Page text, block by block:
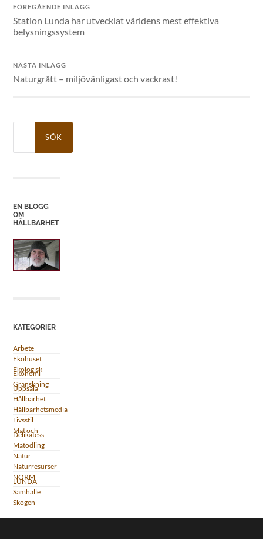
FÖREGÅENDE INLÄGG
Station Lunda har utvecklat världens mest effektiva
belysningssystem
NÄSTA INLÄGG
Naturgrått – miljövänligast och vackrast!
EN BLOGG
OM
HÅLLBARHET
KATEGORIER
Arbete
Ekohuset
Ekologisk
Ekonomi
Granskning
Uppsala
Hållbarhet
Hållbarhetsmedia
Livsstil
Mat och
Delikatess
Matodling
Natur
Naturresurser
NORM
LUNDA
Samhälle
Skogen